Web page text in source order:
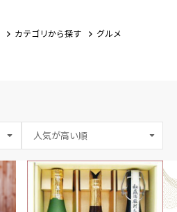
カテゴリから探す グルメ